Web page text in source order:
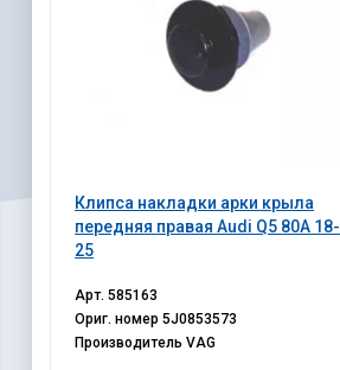
Клипса накладки арки крыла
передняя правая Audi Q5 80A 18-
25
Арт.585163
Ориг. номер5J0853573
ПроизводительVAG